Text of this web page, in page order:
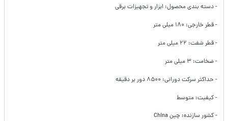
- دسته بندی محصول: ابزار و تجهیزات برقی
- قطر خارجی: ۱۸۰ میلی متر
- قطر شفت: ۲۲ میلی متر
- ضخامت: ۳ میلی متر
- حداکثر سرکت دورانی: ۸۵۰۰ دور بر دقیقه
- کیفیت: متوسط
- کشور سازنده: چین China